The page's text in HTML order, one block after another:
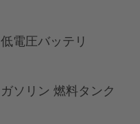
低電圧バッテリ
ガソリン 燃料タンク